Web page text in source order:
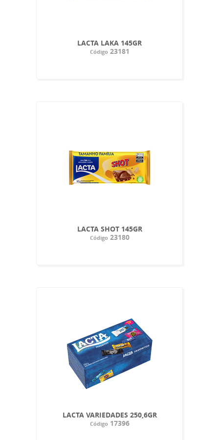
LACTA LAKA 145GR
Código23181
LACTA SHOT 145GR
Código23180
LACTA VARIEDADES 250,6GR
Código17396